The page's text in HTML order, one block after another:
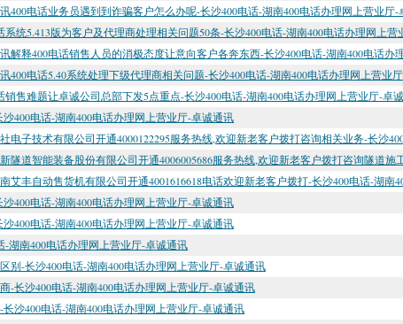
400电话业务员遇到到诈骗客户怎么办呢-长沙400电话-湖南400电话办理网上营业厅-
系统5.413版为客户及代理商处理相关问题50条-长沙400电话-湖南400电话办理网上营
解释400电话销售人员的消极态度让意向客户各奔东西-长沙400电话-湖南400电话办
400电话5.40系统处理下级代理商相关问题-长沙400电话-湖南400电话办理网上营业
销售难题让卓诚公司总部下发5点重点-长沙400电话-湖南400电话办理网上营业厅-卓
400电话-湖南400电话办理网上营业厅-卓诚通讯
电子技术有限公司开通4000122295服务热线,欢迎新老客户拨打咨询相关业务-长沙
隧道智能装备股份有限公司开通4006005686服务热线,欢迎新老客户拨打咨询隧道
艾丰自动售货机有限公司开通4001616618电话欢迎新老客户拨打-长沙400电话-湖南
400电话-湖南400电话办理网上营业厅-卓诚通讯
400电话-湖南400电话办理网上营业厅-卓诚通讯
-湖南400电话办理网上营业厅-卓诚通讯
别-长沙400电话-湖南400电话办理网上营业厅-卓诚通讯
-长沙400电话-湖南400电话办理网上营业厅-卓诚通讯
长沙400电话-湖南400电话办理网上营业厅-卓诚通讯